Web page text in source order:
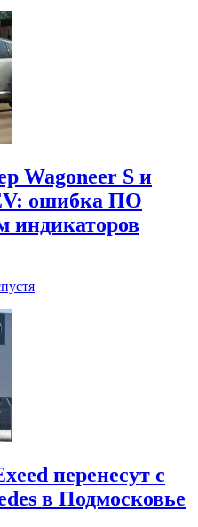
Wagoneer S и
ошибка ПО
индикаторов
перенесут с
в Подмосковье